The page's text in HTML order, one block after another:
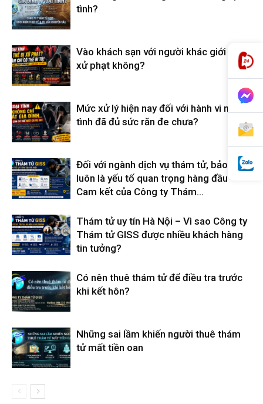
phòng,
thám
giss,
cong
tham
tình?
Vào khách sạn với người khác giới có bị
xử phạt không?
Mức xử lý hiện nay đối với hành vi ngoại
tình đã đủ sức răn đe chưa?
Đối với ngành dịch vụ thám tử, bảo mật
luôn là yếu tố quan trọng hàng đầu –
Cam kết của Công ty Thám...
Thám tử uy tín Hà Nội – Vì sao Công ty
Thám tử GISS được nhiều khách hàng
tin tưởng?
Có nên thuê thám tử để điều tra trước
khi kết hôn?
Những sai lầm khiến người thuê thám
tử mất tiền oan